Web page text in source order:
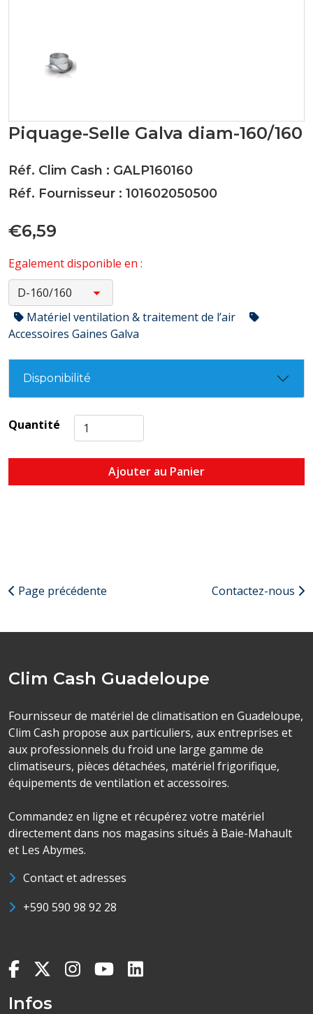
Piquage-Selle Galva diam-160/160
Réf. Clim Cash : GALP160160
Réf. Fournisseur : 101602050500
€6,59
Egalement disponible en :
Matériel ventilation & traitement de l’air
Accessoires Gaines Galva
Disponibilité
Quantité
Ajouter au Panier
Page précédente Contactez-nous
Clim Cash Guadeloupe
Fournisseur de matériel de climatisation en Guadeloupe,
Clim Cash propose aux particuliers, aux entreprises et
aux professionnels du froid une large gamme de
climatiseurs, pièces détachées, matériel frigorifique,
équipements de ventilation et accessoires.
Commandez en ligne et récupérez votre matériel
directement dans nos magasins situés à Baie-Mahault
et Les Abymes.
Contact et adresses
+590 590 98 92 28
Infos